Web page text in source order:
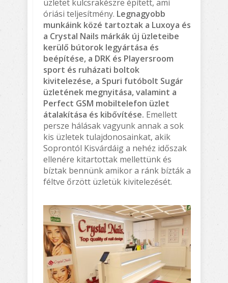
üzletet kulcsrakészre épített, ami
óriási teljesítmény. Legnagyobb
munkáink közé tartoztak a Luxoya és
a Crystal Nails márkák új üzleteibe
kerülő bútorok legyártása és
beépítése, a DRK és Playersroom
sport és ruházati boltok
kivitelezése, a Spuri futóbolt Sugár
üzletének megnyitása, valamint a
Perfect GSM mobiltelefon üzlet
átalakítása és kibővítése. Emellett
persze hálásak vagyunk annak a sok
kis üzletek tulajdonosainkat, akik
Soprontól Kisvárdáig a nehéz időszak
ellenére kitartottak mellettünk és
bíztak bennünk amikor a ránk bízták a
féltve őrzött üzletük kivitelezését.